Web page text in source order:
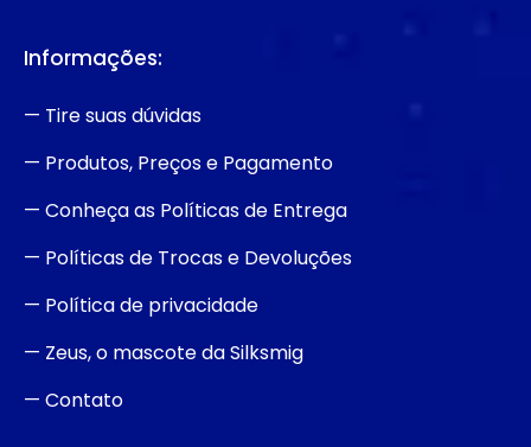
Informações:
— Tire suas dúvidas
— Produtos, Preços e Pagamento
— Conheça as Políticas de Entrega
— Políticas de Trocas e Devoluções
— Política de privacidade
— Zeus, o mascote da Silksmig
— Contato